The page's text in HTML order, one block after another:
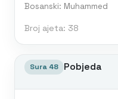
Bosanski: Muhammed
Broj ajeta: 38
Sura 48 Pobjeda